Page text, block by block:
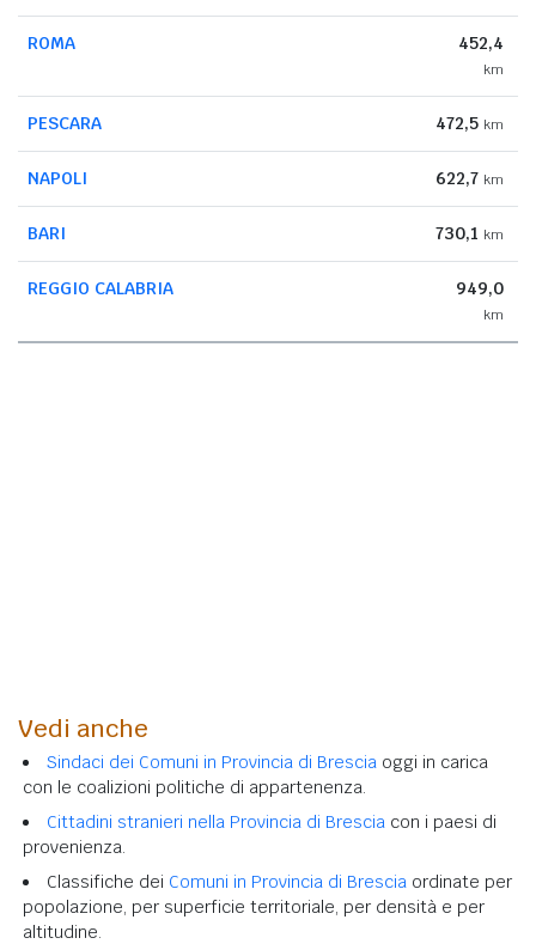
ROMA 452,4
km
PESCARA 472,5 km
NAPOLI 622,7 km
BARI 730,1 km
REGGIO CALABRIA 949,0
km
Vedi anche
Sindaci dei Comuni in Provincia di Brescia oggi in carica
con le coalizioni politiche di appartenenza.
Cittadini stranieri nella Provincia di Brescia con i paesi di
provenienza.
Classifiche dei Comuni in Provincia di Brescia ordinate per
popolazione, per superficie territoriale, per densità e per
altitudine.